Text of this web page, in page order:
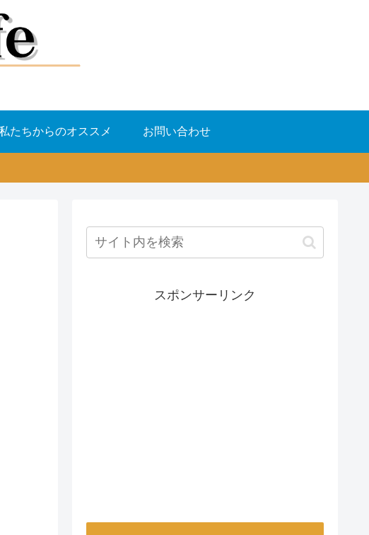
たちからのオススメ お問い合わせ
スポンサーリンク